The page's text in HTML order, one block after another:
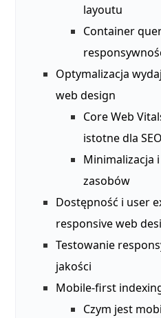
layoutu
Container
Optymalizacja
web design
Core Web
istotne dla SEO
Minimalizacja
zasobów
Dostępność i user
responsive web
Testowanie
jakości
Mobile-first
Czym jest